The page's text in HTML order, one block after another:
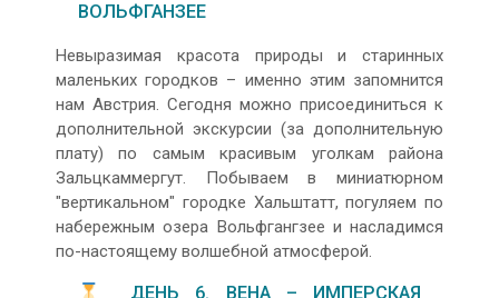
ВОЛЬФГАНЗЕЕ
Невыразимая красота природы и старинных
маленьких городков – именно этим запомнится
нам Австрия. Сегодня можно присоединиться к
дополнительной экскурсии (за дополнительную
плату) по самым красивым уголкам района
Зальцкаммергут. Побываем в миниатюрном
"вертикальном" городке Хальштатт, погуляем по
набережным озера Вольфгангзее и насладимся
по-настоящему волшебной атмосферой.
ДЕНЬ 6. ВЕНА – ИМПЕРСКАЯ